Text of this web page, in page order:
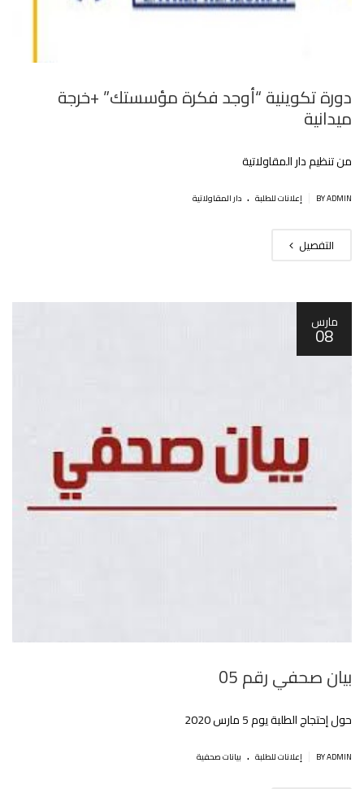
دورة تكوينية “أوجد فكرة مؤسستك” +خرجة
ميدانية
من تنظيم دار المقاولاتية
BY ADMIN إعلانات للطلبة . دار المقاولاتية
التفصيل
مارس
08
بيان صحفي رقم 05
حول إحتجاج الطلبة يوم 5 مارس 2020
BY ADMIN إعلانات للطلبة . بيانات صحفية